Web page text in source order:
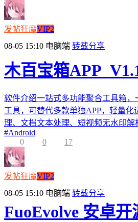
发帖狂魔VIP2
08-05 15:10 电脑端 转载分享
木百宝箱
软件介绍一站式多功能聚合工具箱，
工具，可替代多款单独APP，轻量化
理、文档文本处理、短视频无水印解
#Android
0
0 17
发帖狂魔VIP2
08-05 15:10 电脑端 转载分享
FuoEvolve 安卓